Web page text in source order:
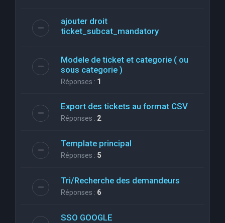
ajouter droit
ticket_subcat_mandatory
Modele de ticket et categorie ( ou
sous categorie )
Réponses : 1
Export des tickets au format CSV
Réponses : 2
Template principal
Réponses : 5
Tri/Recherche des demandeurs
Réponses : 6
SSO GOOGLE